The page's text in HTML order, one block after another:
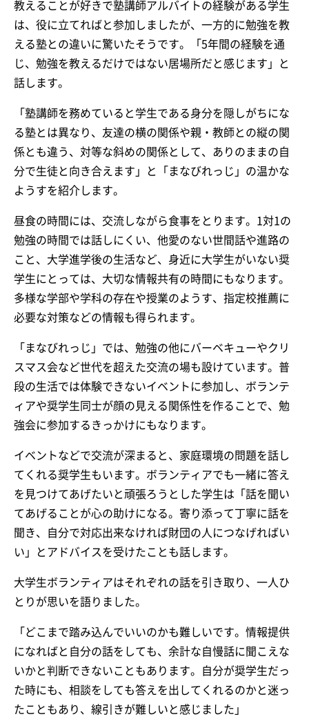
教えることが好きで塾講師アルバイトの経験がある学生
は、役に立てればと参加しましたが、一方的に勉強を教
える塾との違いに驚いたそうです。「5年間の経験を通
じ、勉強を教えるだけではない居場所だと感じます」と
話します。
「塾講師を務めていると学生である身分を隠しがちにな
る塾とは異なり、友達の横の関係や親・教師との縦の関
係とも違う、対等な斜めの関係として、ありのままの自
分で生徒と向き合えます」と「まなびれっじ」の温かな
ようすを紹介します。
昼食の時間には、交流しながら食事をとります。1対1の
勉強の時間では話しにくい、他愛のない世間話や進路の
こと、大学進学後の生活など、身近に大学生がいない奨
学生にとっては、大切な情報共有の時間にもなります。
多様な学部や学科の存在や授業のようす、指定校推薦に
必要な対策などの情報も得られます。
「まなびれっじ」では、勉強の他にバーベキューやクリ
スマス会など世代を超えた交流の場も設けています。普
段の生活では体験できないイベントに参加し、ボランテ
ィアや奨学生同士が顔の見える関係性を作ることで、勉
強会に参加するきっかけにもなります。
イベントなどで交流が深まると、家庭環境の問題を話し
てくれる奨学生もいます。ボランティアでも一緒に答え
を見つけてあげたいと頑張ろうとした学生は「話を聞い
てあげることが心の助けになる。寄り添って丁寧に話を
聞き、自分で対応出来なければ財団の人につなげればい
い」とアドバイスを受けたことも話します。
大学生ボランティアはそれぞれの話を引き取り、一人ひ
とりが思いを語りました。
「どこまで踏み込んでいいのかも難しいです。情報提供
になればと自分の話をしても、余計な自慢話に聞こえな
いかと判断できないこともあります。自分が奨学生だっ
た時にも、相談をしても答えを出してくれるのかと迷っ
たこともあり、線引きが難しいと感じました」